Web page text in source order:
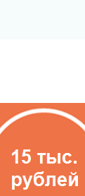
учет в
Запишитесь
мин.